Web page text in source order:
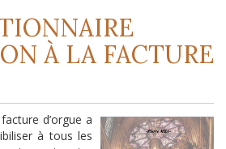
À LA FACTURE
d’orgue a
à tous les